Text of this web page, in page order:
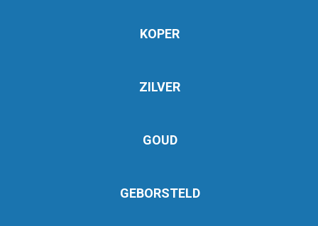
KOPER
ZILVER
GOUD
GEBORSTELD